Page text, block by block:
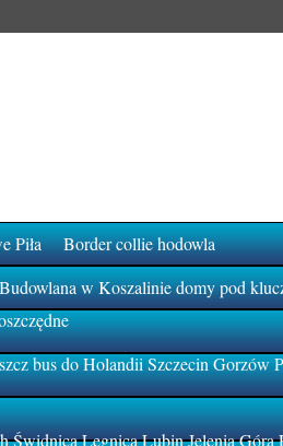
Piła
Border collie hodowla
w Koszalinie domy pod
bus do Holandii Szczecin Gorzów
Świdnica Legnica Lubin Jelenia